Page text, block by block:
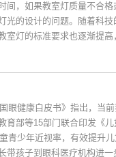
间，如果教室灯质量不合格
的设计的问题。随着科
室灯的标准要求也逐渐提高
眼健康白皮书》指出，当
育部等15部门联合印发《
青少年近视率，有效提升
孩子到眼科医疗机构进